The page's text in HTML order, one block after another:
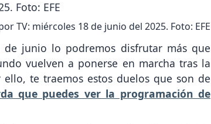
TV: miércoles 18 de junio del 2025. Foto: EFE
junio lo podremos disfrutar más que
vuelven a ponerse en marcha tras la
te traemos estos duelos que son de
que puedes ver la programación de